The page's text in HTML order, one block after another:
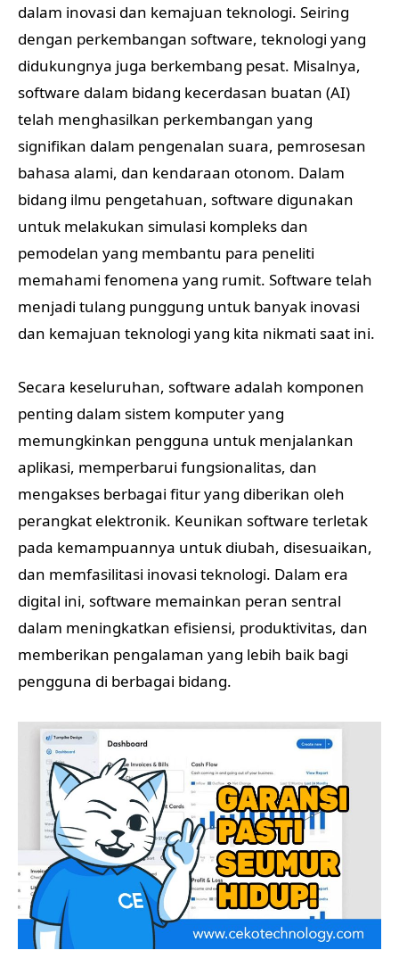
dalam inovasi dan kemajuan teknologi. Seiring
dengan perkembangan software, teknologi yang
didukungnya juga berkembang pesat. Misalnya,
software dalam bidang kecerdasan buatan (AI)
telah menghasilkan perkembangan yang
signifikan dalam pengenalan suara, pemrosesan
bahasa alami, dan kendaraan otonom. Dalam
bidang ilmu pengetahuan, software digunakan
untuk melakukan simulasi kompleks dan
pemodelan yang membantu para peneliti
memahami fenomena yang rumit. Software telah
menjadi tulang punggung untuk banyak inovasi
dan kemajuan teknologi yang kita nikmati saat ini.
Secara keseluruhan, software adalah komponen
penting dalam sistem komputer yang
memungkinkan pengguna untuk menjalankan
aplikasi, memperbarui fungsionalitas, dan
mengakses berbagai fitur yang diberikan oleh
perangkat elektronik. Keunikan software terletak
pada kemampuannya untuk diubah, disesuaikan,
dan memfasilitasi inovasi teknologi. Dalam era
digital ini, software memainkan peran sentral
dalam meningkatkan efisiensi, produktivitas, dan
memberikan pengalaman yang lebih baik bagi
pengguna di berbagai bidang.